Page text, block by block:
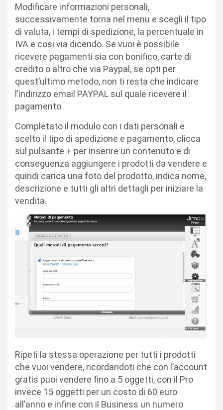
Modificare informazioni personali,
successivamente torna nel menu e scegli il tipo
di valuta, i tempi di spedizione, la percentuale in
IVA e cosi via dicendo. Se vuoi è possibile
ricevere pagamenti sia con bonifico, carte di
credito o altro che via Paypal, se opti per
quest’ultimo metodo, non ti resta che indicare
l’indirizzo email PAYPAL sul quale ricevere il
pagamento.
Completato il modulo con i dati personali e
scelto il tipo di spedizione e pagamento, clicca
sul pulsante + per inserire un contenuto e di
conseguenza aggiungere i prodotti da vendere e
quindi carica una foto del prodotto, indica nome,
descrizione e tutti gli altri dettagli per iniziare la
vendita.
Ripeti la stessa operazione per tutti i prodotti
che vuoi vendere, ricordandoti che con l’account
gratis puoi vendere fino a 5 oggetti, con il Pro
invece 15 oggetti per un costo di 60 euro
all’anno e infine con il Business un numero